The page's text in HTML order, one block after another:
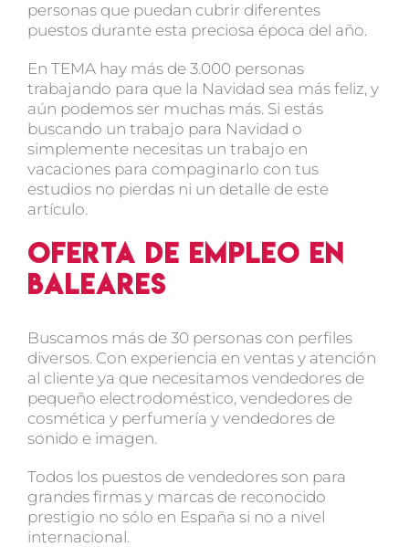
personas que puedan cubrir diferentes
puestos durante esta preciosa época del año.
En TEMA hay más de 3.000 personas
trabajando para que la Navidad sea más feliz, y
aún podemos ser muchas más. Si estás
buscando un trabajo para Navidad o
simplemente necesitas un trabajo en
vacaciones para compaginarlo con tus
estudios no pierdas ni un detalle de este
artículo.
Oferta de empleo en
Baleares
Buscamos más de 30 personas con perfiles
diversos. Con experiencia en ventas y atención
al cliente ya que necesitamos vendedores de
pequeño electrodoméstico, vendedores de
cosmética y perfumería y vendedores de
sonido e imagen.
Todos los puestos de vendedores son para
grandes firmas y marcas de reconocido
prestigio no sólo en España si no a nivel
internacional.